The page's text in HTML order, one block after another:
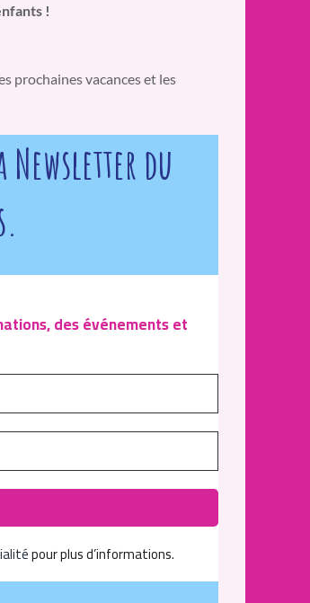
!
prochaines vacances et les
du
des événements et
pour plus d’informations.